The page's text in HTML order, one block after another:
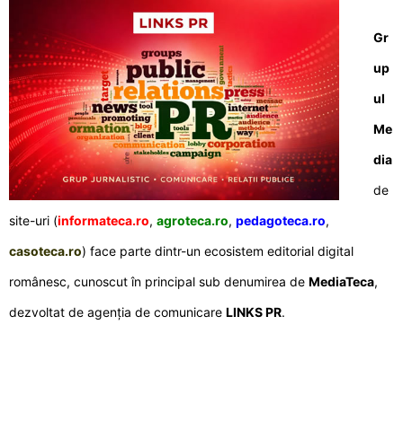
Gr
up
ul
Me
dia
de
site-uri (informateca.ro, agroteca.ro, pedagoteca.ro,
casoteca.ro) face parte dintr-un ecosistem editorial digital
românesc, cunoscut în principal sub denumirea de MediaTeca,
dezvoltat de agenția de comunicare LINKS PR.